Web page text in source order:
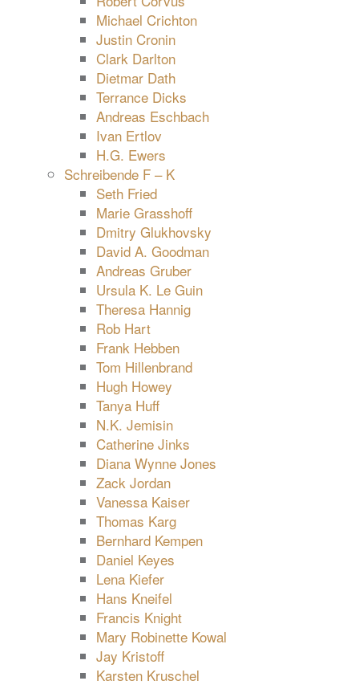
Michael Crichton
Justin Cronin
Clark Darlton
Dietmar Dath
Terrance Dicks
Andreas Eschbach
Ivan Ertlov
H.G. Ewers
Schreibende F – K
Seth Fried
Marie Grasshoff
Dmitry Glukhovsky
David A. Goodman
Andreas Gruber
Ursula K. Le Guin
Theresa Hannig
Rob Hart
Frank Hebben
Tom Hillenbrand
Hugh Howey
Tanya Huff
N.K. Jemisin
Catherine Jinks
Diana Wynne Jones
Zack Jordan
Vanessa Kaiser
Thomas Karg
Bernhard Kempen
Daniel Keyes
Lena Kiefer
Hans Kneifel
Francis Knight
Mary Robinette Kowal
Jay Kristoff
Karsten Kruschel